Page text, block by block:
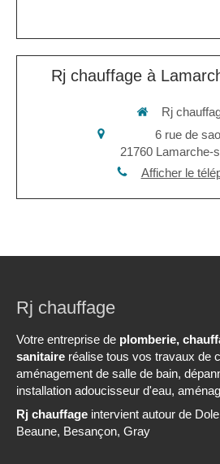
Rj chauffage à
Rj
6 rue de
21760 Lamarche-
Afficher le
Rj chauffage
Votre entreprise de plomberie,
sanitaire réalise tous vos travaux de
aménagement de salle de bain,
installation adoucisseur d'eau,
Rj chauffage intervient autour de
Beaune, Besançon, Gray